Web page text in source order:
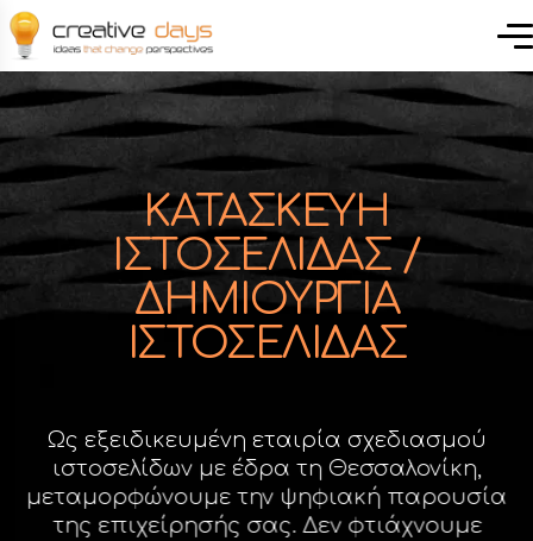
ΚΑΤΑΣΚΕΥΗ
ΙΣΤΟΣΕΛΙΔΑΣ /
ΔΗΜΙΟΥΡΓΙΑ
ΙΣΤΟΣΕΛΙΔΑΣ
Ως εξειδικευμένη εταιρία σχεδιασμού
ιστοσελίδων με έδρα τη Θεσσαλονίκη,
μεταμορφώνουμε την ψηφιακή παρουσία
της επιχείρησής σας. Δεν φτιάχνουμε